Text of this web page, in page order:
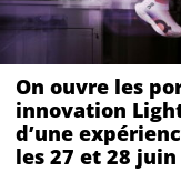
On ouvre les
innovation
d’une
les 27 et 28 juin